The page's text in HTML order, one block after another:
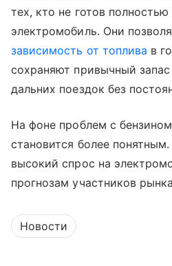
тех, кто не готов
электромобиль. Они
зависимость от топлива в
сохраняют привычный
дальних поездок без
На фоне проблем с
становится более
высокий спрос на
прогнозам участников
Новости